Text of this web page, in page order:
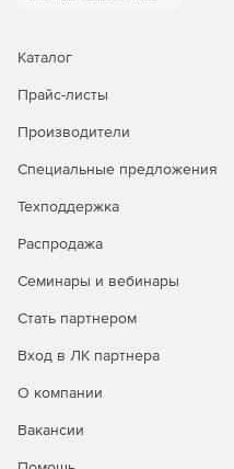
Каталог
Прайс-листы
Производители
Специальные предложения
Техподдержка
Распродажа
Семинары и вебинары
Стать партнером
Вход в ЛК партнера
О компании
Вакансии